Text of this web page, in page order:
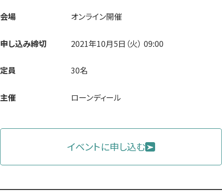
会場 オンライン開催
申し込み締切 2021年10月5日（火） 09:00
定員 30名
主催 ローンディール
イベントに申し込む